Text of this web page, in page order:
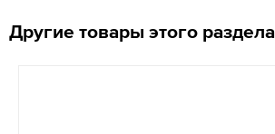
Другие товары этого раздела